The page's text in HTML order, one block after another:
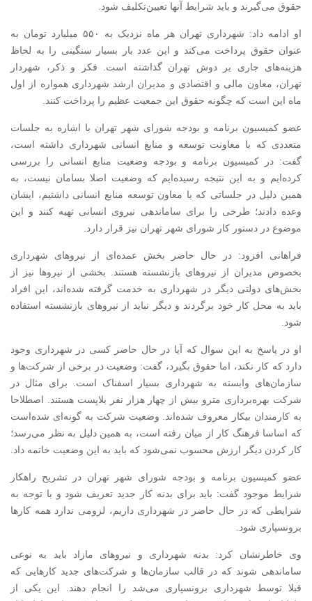
حقوق می‌گیرند و باید شرایط آنها تعیین‌تکلیف شود.
او ادامه داد: شهرداری تهران هر ماه نزدیک به ۵۵۰ میلیارد تومان به
عنوان حقوق پرداخت می‌کند و این عدد بار بسیار سنگینی را به لحاظ
هزینه‌های جاری بر دوش تهران گذاشته است. فکر و ذکر، شهردار
تهران، معاون مالی و اقتصادی و مدیران ارشد شهرداری همواره از اول
ماه این است که چگونه حقوق این جمعیت عظیم را پرداخت کنند.
عضو کمیسیون برنامه و بودجه شورای شهر تهران با اشاره به جلسات
متعددی که با معاونت توسعه و منابع انسانی شهرداری داشته است،
گفت: در کمیسیون برنامه و بودجه وضعیت منابع انسانی را بررسی
کرده‌ایم و به این نتیجه رسیده‌ایم که وضعیت اصلا بسامان نیست، به
همین دلیل در جلساتی که با معاون توسعه منابع انسانی داشتیم، ایشان
وعده دادند؛ طرحی را برای ساماندهی نیروی انسانی تهیه کنند و این
موضوع در دستور کار شورای شهر تهران نیز قرار دارد.
فراهانی افزود: در حال حاضر بخش عمده‌ای از نیروهای شهرداری
بخصوص مدیران از نیروهای بازنشسته هستند. بخشی از نیروها نیز از
بخش‌های دولتی دیگر در شهرداری به خدمت گرفته شده‌اند، این افراد
باید به محل کار خود برگردند و دیگر نباید از نیروهای بازنشسته استفاده
شود.
او در پاسخ به این سوال که آیا در حال حاضر کسی در شهرداری وجود
دارد که کار نکند، اما حقوق بگیرد، گفت: وضعیت در برخی از شرکت‌ها و
سازمان‌های وابسته به شهرداری بسیار اسفناک‌ است. برای مثال در
شرکت بهره‌برداری مترو بیش از چهار هزار نفر بلاپست هستند. اصطلاحا
به کارمندان بیکار معروف شده‌اند. وضعیت شرکت به گونه‌ای شده‌است
که اساسا فرهنگ کار از میان رفته است، به همین دلیل به نظر می‌رسد؛
کار کردن دیگر ارزش محسوب نمی‌شود که باید به این وضعیت خاتمه داد.
عضو کمیسیون برنامه و بودجه شورای شهر تهران در تشریح راهکار
شرایط موجود گفت: باید برای بدنه کار جدید تعریف شود و با توجه به
شرایطی که در حال حاضر در شهرداری داریم، لزومی ندارد همه کارها
برونسپاری شود.
وی خاطرنشان کرد: بدنه شهرداری و نیروهای مازاد باید به نوعی
ساماندهی شوند که در قالب سازمان‌ها و شرکت‌های جدید کارهایی که
قبلا توسط شهرداری برونسپاری می‌شد را انجام دهند. این یکی از